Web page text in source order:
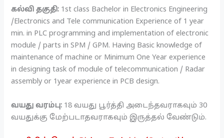
கல்வி தகுதி: 1st class Bachelor in Electronics Engineering
/Electronics and Tele communication Experience of 1 year
min. in PLC programming and implementation of electronic
module / parts in SPM / GPM. Having Basic knowledge of
maintenance of machine or Minimum One Year experience
in designing task of module of telecommunication / Radar
assembly or 1year experience in PCB design.
வயது வரம்பு: 18 வயது பூர்த்தி அடைந்தவராகவும் 30
வயதுக்கு மேற்படாதவராகவும் இருத்தல் வேண்டும்.